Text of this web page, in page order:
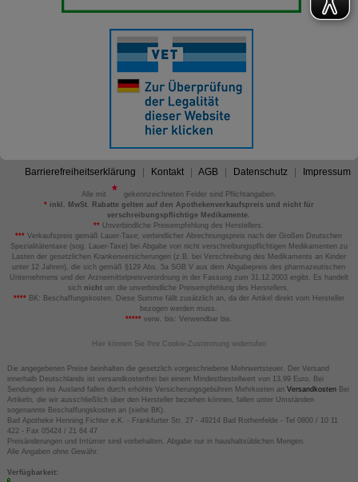
Barrierefreiheitserklärung Kontakt AGB Datenschutz Impressum
Alle mit
gekennzeichneten Felder sind Pflichtangaben.
*inkl. MwSt. Rabatte gelten auf den Apothekenverkaufspreis und nicht für
verschreibungspflichtige Medikamente.
** Unverbindliche Preisempfehlung des Herstellers.
*** Verkaufspreis gemäß Lauer-Taxe; verbindlicher Abrechnungspreis nach der Großen Deutschen
Spezialitätentaxe (sog. Lauer-Taxe) bei Abgabe von nicht verschreibungspflichtigen Medikamenten zu
Lasten der gesetzlichen Krankenversicherungen (z.B. bei Verschreibung des Medikaments an Kinder
unter 12 Jahren), die sich gemäß §129 Abs. 5a SGB V aus dem Abgabepreis des pharmazeutischen
Unternehmens und der Arzneimittelpreisverordnung in der Fassung zum 31.12.2003 ergibt. Es handelt
sich nicht um die unverbindliche Preisempfehlung des Herstellers.
****BK: Beschaffungskosten. Diese Summe fällt zusätzlich an, da der Artikel direkt vom Hersteller
bezogen werden muss.
*****verw. bis: Verwendbar bis.
Hier können Sie Ihre Cookie-Zustimmung widerrufen
Die angegebenen Preise beinhalten die gesetzlich vorgeschriebene Mehrwertsteuer. Der Versand
innerhalb Deutschlands ist versandkostenfrei bei einem Mindestbestellwert von 13,99 Euro. Bei
Sendungen ins Ausland fallen durch erhöhte Versicherungsgebühren Mehrkosten an VersandkostenBei
Artikeln, die wir ausschließlich über den Hersteller beziehen können, fallen unter Umständen
sogenannte Beschaffungskosten an (siehe BK).
Bad Apotheke Henning Fichter e.K. - Frankfurter Str. 27 - 49214 Bad Rothenfelde - Tel 0800 / 10 11
422 - Fax 05424 / 21 64 47
Preisänderungen und Irrtümer sind vorbehalten. Abgabe nur in haushaltsüblichen Mengen.
Alle Angaben ohne Gewähr.
Verfügbarkeit: